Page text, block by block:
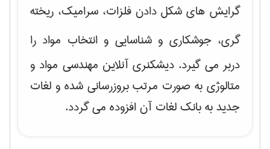
گرایش های شکل دادن فلزات، سرامیک، ریخته
گری، جوشکاری و شناسایی و انتخاب مواد را
دربر می گیرد. دیشکنری آنلاین مهندسی مواد و
متالوژی به صورت مرتب بروزرسانی شده و لغات
جدید به بانک لغات آن افزوده می گردد.